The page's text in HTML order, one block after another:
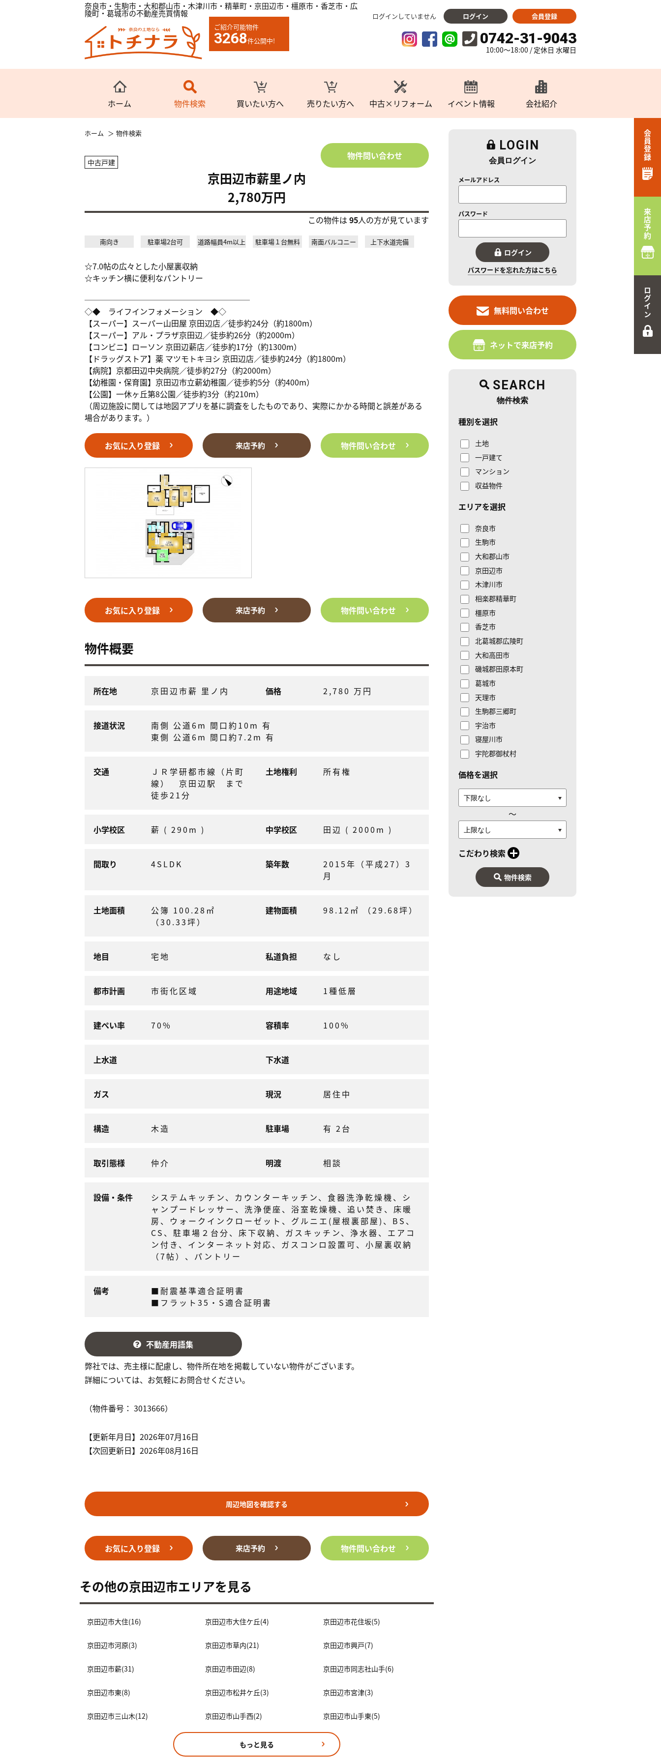
奈良市・生駒市・大和郡山市・木津川市・精華町・京田辺市・橿原市・香芝市・広
陵町・葛城市の不動産売買情報
ご紹介可能物件
3268件公開中!
ログインしていません ログイン 会員登録
0742-31-9043
10:00～18:00 / 定休日 水曜日
ホーム 物件検索 買いたい方へ 売りたい方へ 中古×リフォーム イベント情報 会社紹介
会員登録
来店予約
ログイン
ホーム 物件検索
中古戸建
京田辺市薪里ノ内
2,780万円
物件問い合わせ
この物件は 95人の方が見ています
南向き 駐車場2台可 道路幅員4m以上 駐車場１台無料 南面バルコニー 上下水道完備
☆7.0帖の広々とした小屋裏収納
☆キッチン横に便利なパントリー
─────────────────────
◇◆ ライフインフォメーション ◆◇
【スーパー】スーパー山田屋 京田辺店／徒歩約24分（約1800m）
【スーパー】アル・プラザ京田辺／徒歩約26分（約2000m）
【コンビニ】ローソン 京田辺薪店／徒歩約17分（約1300m）
【ドラッグストア】薬 マツモトキヨシ 京田辺店／徒歩約24分（約1800m）
【病院】京都田辺中央病院／徒歩約27分（約2000m）
【幼稚園・保育園】京田辺市立薪幼稚園／徒歩約5分（約400m）
【公園】一休ヶ丘第8公園／徒歩約3分（約210m）
（周辺施設に関しては地図アプリを基に調査をしたものであり、実際にかかる時間と誤差がある
場合があります。）
お気に入り登録 来店予約 物件問い合わせ
お気に入り登録 来店予約 物件問い合わせ
物件概要
所在地 京田辺市薪 里ノ内 価格 2,780 万円
接道状況
南側 公道6m 間口約10m 有
東側 公道6m 間口約7.2m 有
交通
ＪＲ学研都市線（片町
線） 京田辺駅 まで
徒歩21分
土地権利 所有権
小学校区 薪 ( 290m ) 中学校区 田辺 ( 2000m )
間取り 4SLDK 築年数
2015年（平成27）3
月
土地面積
公簿 100.28㎡
（30.33坪）
建物面積 98.12㎡ （29.68坪）
地目 宅地 私道負担 なし
都市計画 市街化区域 用途地域 1種低層
建ぺい率 70% 容積率 100%
上水道 下水道
ガス 現況 居住中
構造 木造 駐車場 有 2台
取引態様 仲介 明渡 相談
設備・条件
システムキッチン、カウンターキッチン、食器洗浄乾燥機、シ
ャンプードレッサー、洗浄便座、浴室乾燥機、追い焚き、床暖
房、ウォークインクローゼット、グルニエ(屋根裏部屋)、BS、
CS、駐車場２台分、床下収納、ガスキッチン、浄水器、エアコ
ン付き、インターネット対応、ガスコンロ設置可、小屋裏収納
（7帖）、パントリー
備考
■耐震基準適合証明書
■フラット35・S適合証明書
不動産用語集
弊社では、売主様に配慮し、物件所在地を掲載していない物件がございます。
詳細については、お気軽にお問合せください。
（物件番号： 3013666）
【更新年月日】2026年07月16日
【次回更新日】2026年08月16日
周辺地図を確認する
お気に入り登録 来店予約 物件問い合わせ
その他の京田辺市エリアを見る
京田辺市大住(16) 京田辺市大住ケ丘(4) 京田辺市花住坂(5)
京田辺市河原(3) 京田辺市草内(21) 京田辺市興戸(7)
京田辺市薪(31) 京田辺市田辺(8) 京田辺市同志社山手(6)
京田辺市東(8) 京田辺市松井ケ丘(3) 京田辺市宮津(3)
京田辺市三山木(12) 京田辺市山手西(2) 京田辺市山手東(5)
もっと見る
LOGIN
会員ログイン
メールアドレス
パスワード
ログイン
パスワードを忘れた方はこちら
無料問い合わせ
ネットで来店予約
SEARCH
物件検索
種別を選択
土地
一戸建て
マンション
収益物件
エリアを選択
奈良市
生駒市
大和郡山市
京田辺市
木津川市
相楽郡精華町
橿原市
香芝市
北葛城郡広陵町
大和高田市
磯城郡田原本町
葛城市
天理市
生駒郡三郷町
宇治市
寝屋川市
宇陀郡御杖村
価格を選択
〜
こだわり検索
物件検索